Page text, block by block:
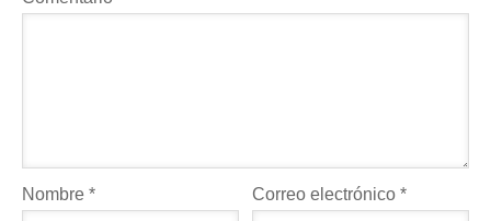
Nombre * Correo electrónico*